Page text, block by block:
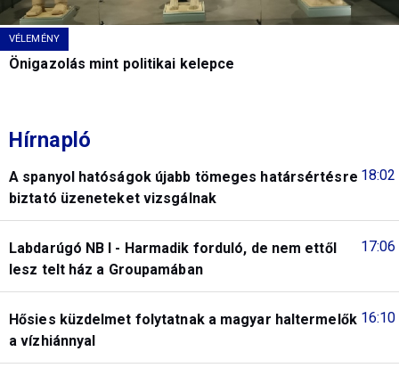
VÉLEMÉNY
Önigazolás mint politikai kelepce
Hírnapló
18:02
A spanyol hatóságok újabb tömeges határsértésre
biztató üzeneteket vizsgálnak
17:06
Labdarúgó NB I - Harmadik forduló, de nem ettől
lesz telt ház a Groupamában
16:10
Hősies küzdelmet folytatnak a magyar haltermelők
a vízhiánnyal